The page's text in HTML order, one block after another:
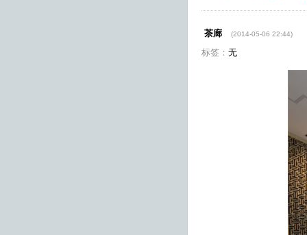
茶廊 (2014-05-06 22:44)
标签： 无